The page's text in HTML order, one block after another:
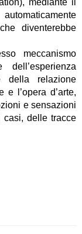
mediante il
diventerebbe
meccanismo
dell’esperienza
della relazione
e l’opera d’arte,
e sensazioni
casi, delle tracce